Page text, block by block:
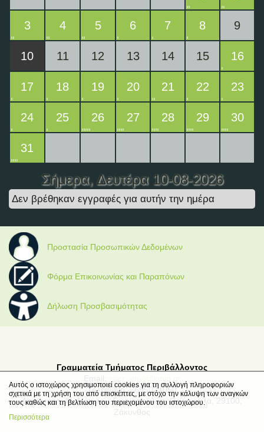
3 4 5 6 7 8 9
10 11 12 13 14 15 16
17 18 19 20 21 22 23
24 25 26 27 28 29 30
31
Σήμερα, Δευτέρα 10-08-2026
Δεν βρέθηκαν εγγραφές για αυτήν την ημέρα
Προστασία Προσωπικών Δεδομένων
Φόρμα Επικοινωνίας και Παραπόνων
Δήλωση Προσβασιμότητας
Γραμματεία Τμήματος Περιβάλλοντος
Email:
Τηλέφωνο: 2695021050
Διεύθυνση: Μ. Μινώτου-Γιαννοπούλου, Παναγούλα, 29100,
Ζάκυνθος
Αυτός ο ιστοχώρος χρησιμοποιεί cookies για τη συλλογή πληροφοριών
σχετικά με τη χρήση του από επισκέπτες, με στόχο την κάλυψη των αναγκών
τους καθώς και τη βελτίωση του περιεχομένου του ιστοχώρου.
Περισσότερα